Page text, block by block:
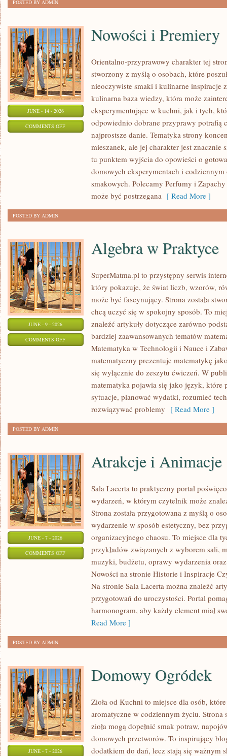
POSTED BY ADMIN
JUNE - 14 - 2026
COMMENTS OFFON
Nowości i Premiery
Orientalno-przyprawowy charakter tej
stworzony z myślą o osobach, które
nieoczywiste smaki i kulinarne inspiracje
kulinarna baza wiedzy, która może
eksperymentujące w kuchni, jak i tych,
odpowiednio dobrane przyprawy potrafią
najprostsze danie. Tematyka strony
mieszanek, ale jej charakter jest znacznie
tu punktem wyjścia do opowieści o
domowych eksperymentach i
smakowych. Polecamy Perfumy i
może być postrzegana [ Read More ]
POSTED BY ADMIN
JUNE - 9 - 2026
COMMENTS OFFON
PRAKTYCE
Algebra w Praktyce
SuperMatma.pl to przystępny serwis
który pokazuje, że świat liczb, wzorów,
może być fascynujący. Strona została
chcą uczyć się w spokojny sposób. To
znaleźć artykuły dotyczące zarówno
bardziej zaawansowanych tematów
Matematyka w Technologii i Nauce i
matematyczny prezentuje matematykę
się wyłącznie do zeszytu ćwiczeń. W
matematyka pojawia się jako język, które
sytuacje, planować wydatki, rozumieć
rozwiązywać problemy [ Read More ]
POSTED BY ADMIN
JUNE - 7 - 2026
COMMENTS OFFON
Atrakcje i Animacje
Sala Lacerta to praktyczny portal
wydarzeń, w którym czytelnik może
Strona została przygotowana z myślą o
wydarzenie w sposób estetyczny, bez
organizacyjnego chaosu. To miejsce dla
przykładów związanych z wyborem sali,
muzyki, budżetu, oprawy wydarzenia
Nowości na stronie Historie i Inspiracje
Na stronie Sala Lacerta można znaleźć
przygotowań do uroczystości. Portal
harmonogram, aby każdy element miał
Read More ]
POSTED BY ADMIN
JUNE - 7 - 2026
Domowy Ogródek
Zioła od Kuchni to miejsce dla osób,
aromatyczne w codziennym życiu. Strona
zioła mogą dopełnić smak potraw,
domowych przetworów. To inspirujący
dodatkiem do dań, lecz stają się ważnym